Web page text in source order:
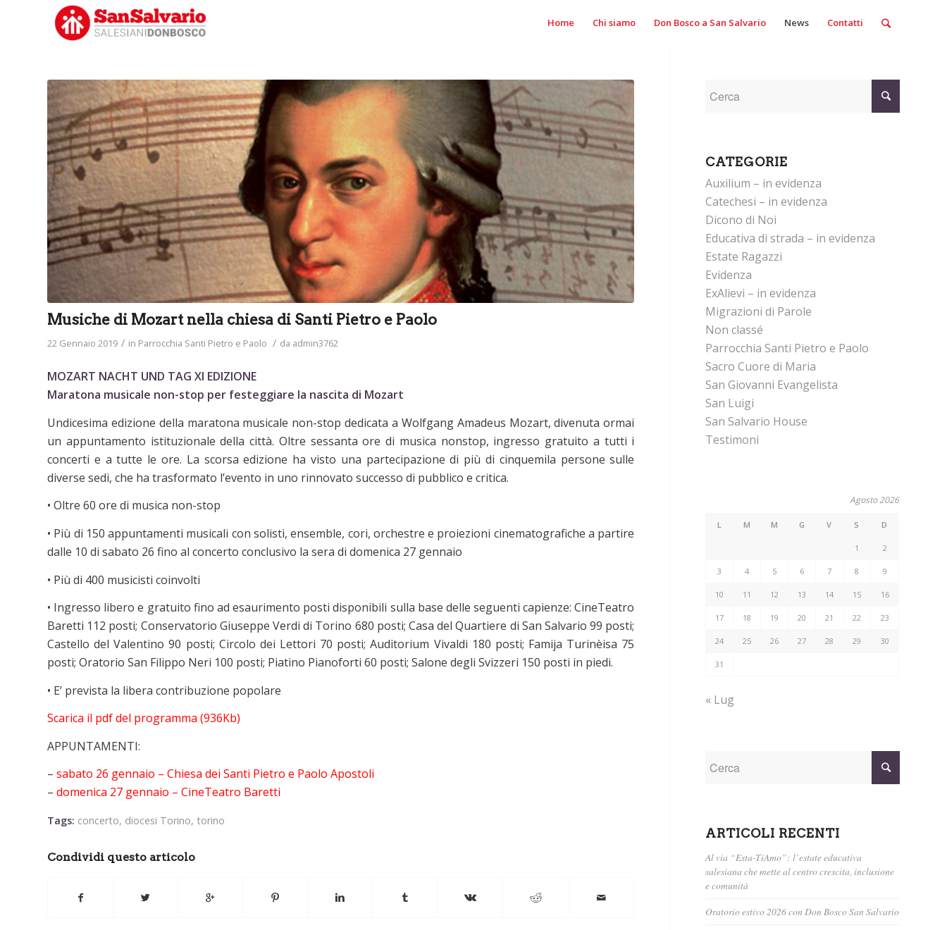
Home Chi siamo Don Bosco a San Salvario News Contatti
Musiche di Mozart nella chiesa di Santi Pietro e Paolo
22 Gennaio 2019 / in Parrocchia Santi Pietro e Paolo / da admin3762
MOZART NACHT UND TAG XI EDIZIONE
Maratona musicale non-stop per festeggiare la nascita di Mozart
Undicesima edizione della maratona musicale non-stop dedicata a Wolfgang Amadeus Mozart, divenuta ormai
un appuntamento istituzionale della città. Oltre sessanta ore di musica nonstop, ingresso gratuito a tutti i
concerti e a tutte le ore. La scorsa edizione ha visto una partecipazione di più di cinquemila persone sulle
diverse sedi, che ha trasformato l’evento in uno rinnovato successo di pubblico e critica.
• Oltre 60 ore di musica non-stop
• Più di 150 appuntamenti musicali con solisti, ensemble, cori, orchestre e proiezioni cinematografiche a partire
dalle 10 di sabato 26 fino al concerto conclusivo la sera di domenica 27 gennaio
• Più di 400 musicisti coinvolti
• Ingresso libero e gratuito fino ad esaurimento posti disponibili sulla base delle seguenti capienze: CineTeatro
Baretti 112 posti; Conservatorio Giuseppe Verdi di Torino 680 posti; Casa del Quartiere di San Salvario 99 posti;
Castello del Valentino 90 posti; Circolo dei Lettori 70 posti; Auditorium Vivaldi 180 posti; Famija Turinèisa 75
posti; Oratorio San Filippo Neri 100 posti; Piatino Pianoforti 60 posti; Salone degli Svizzeri 150 posti in piedi.
• E’ prevista la libera contribuzione popolare
Scarica il pdf del programma (936Kb)
APPUNTAMENTI:
– sabato 26 gennaio – Chiesa dei Santi Pietro e Paolo Apostoli
– domenica 27 gennaio – CineTeatro Baretti
Tags: concerto, diocesi Torino, torino
Condividi questo articolo
CATEGORIE
Auxilium – in evidenza
Catechesi – in evidenza
Dicono di Noi
Educativa di strada – in evidenza
Estate Ragazzi
Evidenza
ExAlievi – in evidenza
Migrazioni di Parole
Non classé
Parrocchia Santi Pietro e Paolo
Sacro Cuore di Maria
San Giovanni Evangelista
San Luigi
San Salvario House
Testimoni
Agosto 2026
L M M G V S D
1 2
3 4 5 6 7 8 9
10 11 12 13 14 15 16
17 18 19 20 21 22 23
24 25 26 27 28 29 30
31
« Lug
ARTICOLI RECENTI
Al via “Esta-TiAmo”: l’estate educativa
salesiana che mette al centro crescita, inclusione
e comunità
Oratorio estivo 2026 con Don Bosco San Salvario